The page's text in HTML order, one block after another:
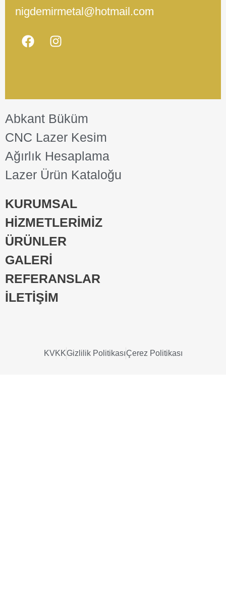
nigdemirmetal@hotmail.com
Abkant Büküm
CNC Lazer Kesim
Ağırlık Hesaplama
Lazer Ürün Kataloğu
KURUMSAL
HİZMETLERİMİZ
ÜRÜNLER
GALERİ
REFERANSLAR
İLETİŞİM
KVKKGizlilik PolitikasıÇerez Politikası